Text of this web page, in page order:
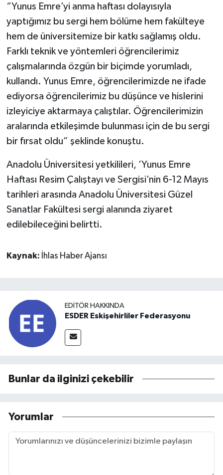
“Yunus Emre’yi anma haftası dolayısıyla
yaptığımız bu sergi hem bölüme hem fakülteye
hem de üniversitemize bir katkı sağlamış oldu.
Farklı teknik ve yöntemleri öğrencilerimiz
çalışmalarında özgün bir biçimde yorumladı,
kullandı. Yunus Emre, öğrencilerimizde ne ifade
ediyorsa öğrencilerimiz bu düşünce ve hislerini
izleyiciye aktarmaya çalıştılar. Öğrencilerimizin
aralarında etkileşimde bulunması için de bu sergi
bir fırsat oldu” şeklinde konuştu.
Anadolu Üniversitesi yetkilileri, ’Yunus Emre
Haftası Resim Çalıştayı ve Sergisi’nin 6-12 Mayıs
tarihleri arasında Anadolu Üniversitesi Güzel
Sanatlar Fakültesi sergi alanında ziyaret
edilebileceğini belirtti.
Kaynak: İhlas Haber Ajansı
EDITÖR HAKKINDA
ESDER Eskişehirliler Federasyonu
Bunlar da ilginizi çekebilir
Yorumlar